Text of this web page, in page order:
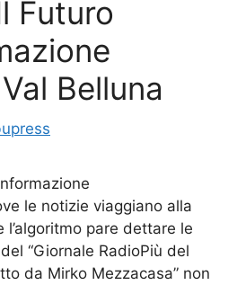
Futuro
Belluna
le notizie viaggiano alla
pare dettare le
“Giornale RadioPiù del
da Mirko Mezzacasa” non